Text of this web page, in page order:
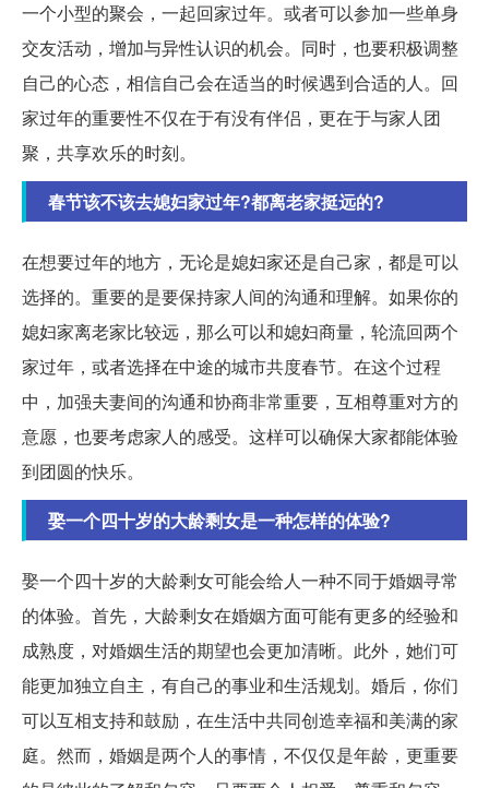
一个小型的聚会，一起回家过年。或者可以参加一些单身
交友活动，增加与异性认识的机会。同时，也要积极调整
自己的心态，相信自己会在适当的时候遇到合适的人。回
家过年的重要性不仅在于有没有伴侣，更在于与家人团
聚，共享欢乐的时刻。
春节该不该去媳妇家过年?都离老家挺远的?
在想要过年的地方，无论是媳妇家还是自己家，都是可以
选择的。重要的是要保持家人间的沟通和理解。如果你的
媳妇家离老家比较远，那么可以和媳妇商量，轮流回两个
家过年，或者选择在中途的城市共度春节。在这个过程
中，加强夫妻间的沟通和协商非常重要，互相尊重对方的
意愿，也要考虑家人的感受。这样可以确保大家都能体验
到团圆的快乐。
娶一个四十岁的大龄剩女是一种怎样的体验?
娶一个四十岁的大龄剩女可能会给人一种不同于婚姻寻常
的体验。首先，大龄剩女在婚姻方面可能有更多的经验和
成熟度，对婚姻生活的期望也会更加清晰。此外，她们可
能更加独立自主，有自己的事业和生活规划。婚后，你们
可以互相支持和鼓励，在生活中共同创造幸福和美满的家
庭。然而，婚姻是两个人的事情，不仅仅是年龄，更重要